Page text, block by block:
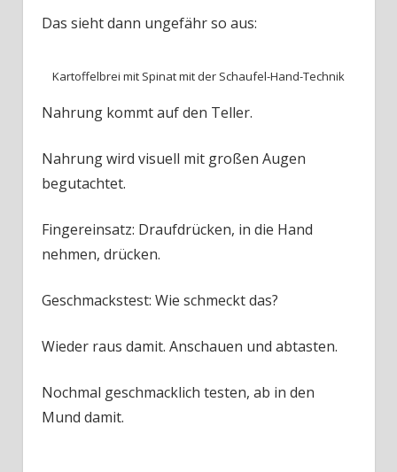
Das sieht dann ungefähr so aus:
Kartoffelbrei mit Spinat mit der Schaufel-Hand-Technik
Nahrung kommt auf den Teller.
Nahrung wird visuell mit großen Augen
begutachtet.
Fingereinsatz: Draufdrücken, in die Hand
nehmen, drücken.
Geschmackstest: Wie schmeckt das?
Wieder raus damit. Anschauen und abtasten.
Nochmal geschmacklich testen, ab in den
Mund damit.